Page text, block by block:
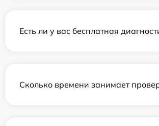
Есть ли у вас бесплатная
Сколько времени занимает